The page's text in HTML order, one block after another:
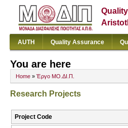
AUTH Quality Assurance
You are here
Home » Έργο ΜΟ.ΔΙ.Π.
Research Projects
Project Code